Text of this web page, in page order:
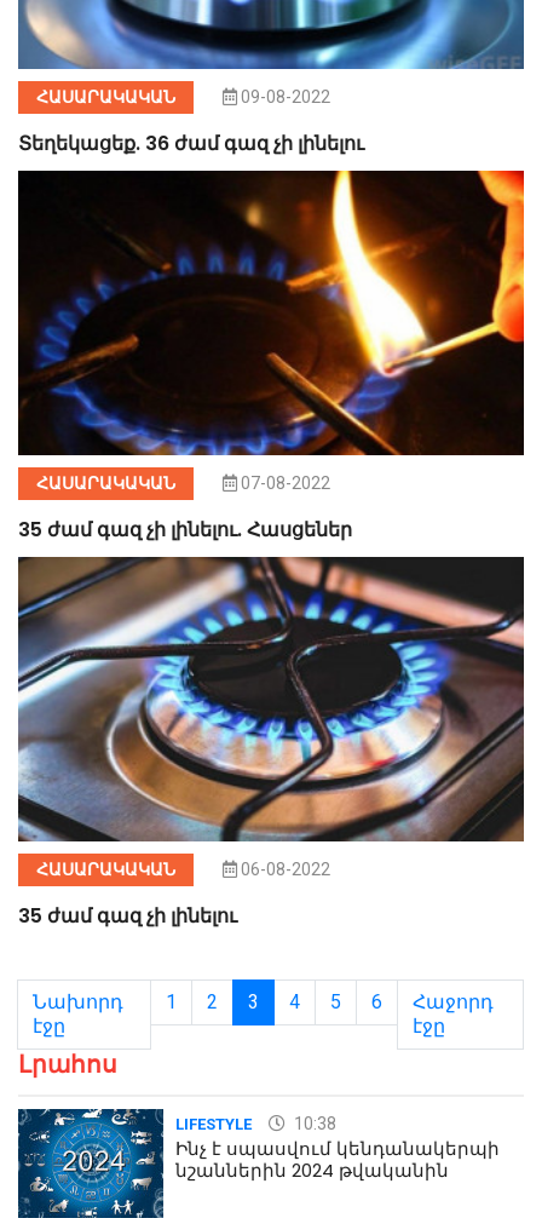
ՀԱՍԱՐԱԿԱԿԱՆ 09-08-2022
Տեղեկացեք. 36 ժամ գազ չի լինելու
ՀԱՍԱՐԱԿԱԿԱՆ 07-08-2022
35 ժամ գազ չի լինելու. Հասցեներ
ՀԱՍԱՐԱԿԱԿԱՆ 06-08-2022
35 ժամ գազ չի լինելու
Նախորդ
էջը
1 2 3 4 5 6
Հաջորդ
էջը
Լրահոս
LIFESTYLE 10:38
Ինչ է սպասվում կենդանակերպի
նշաններին 2024 թվականին